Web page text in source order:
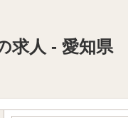
求人 - 愛知県